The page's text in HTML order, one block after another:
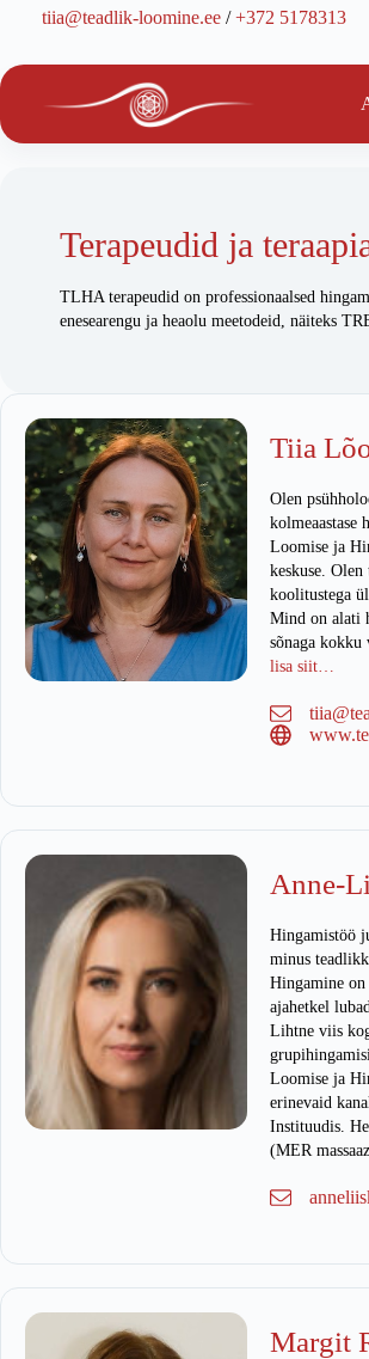
tiia@teadlik-loomine.ee /+372 5178313
Terapeudid ja
TLHA terapeudid on professionaalsed
enesearengu ja heaolu meetodeid, näiteks
Tiia
Olen
kolmeaastase
Loomise ja
keskuse.
koolitustega
Mind on alati
sõnaga
lisa siit…
Anne-
Hingamistöö
minus
Hingamine on
ajahetkel
Lihtne viis
Loomise ja
erinevaid
Instituudis.
(MER
Margit